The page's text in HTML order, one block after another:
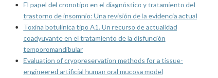
El papel del cronotipo en el diagnóstico y tratamiento del
trastorno de insomnio: Una revisión de la evidencia actual
Toxina botulínica tipo A1. Un recurso de actualidad
coadyuvante en el tratamiento de la disfunción
temporomandibular
Evaluation of cryopreservation methods for a tissue-
engineered artificial human oral mucosa model